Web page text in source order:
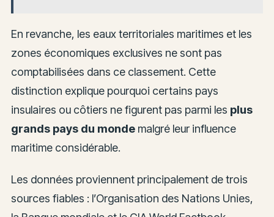
En revanche, les eaux territoriales maritimes et les
zones économiques exclusives ne sont pas
comptabilisées dans ce classement. Cette
distinction explique pourquoi certains pays
insulaires ou côtiers ne figurent pas parmi les plus
grands pays du mondemalgré leur influence
maritime considérable.
Les données proviennent principalement de trois
sources fiables : l’Organisation des Nations Unies,